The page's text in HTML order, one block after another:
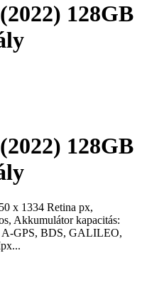
128GB
128GB
x 1334 Retina px,
Akkumulátor kapacitás:
A-GPS, BDS, GALILEO,